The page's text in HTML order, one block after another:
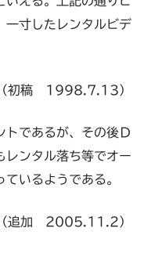
一寸したレンタルビデ
（初稿 1998.7.13）
トであるが、その後Ｄ
レンタル落ち等でオー
いるようである。
（追加 2005.11.2）